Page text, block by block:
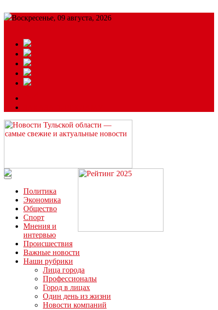
Воскресенье, 09 августа, 2026
Читайте последние новости дня в Тульской области на сайте
“ЗаНовомосковск”
Политика
Экономика
Общество
Спорт
Мнения и
интервью
Происшествия
Важные новости
Наши рубрики
Лица города
Профессионалы
Город в лицах
Один день из жизни
Новости компаний